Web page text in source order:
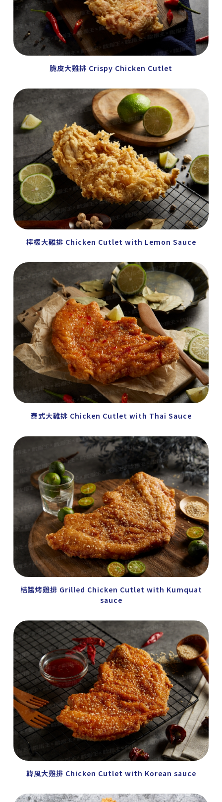
脆皮大雞排 Crispy Chicken Cutlet
檸檬大雞排 Chicken Cutlet with Lemon Sauce
泰式大雞排 Chicken Cutlet with Thai Sauce
桔醬烤雞排 Grilled Chicken Cutlet with Kumquat
sauce
韓風大雞排 Chicken Cutlet with Korean sauce